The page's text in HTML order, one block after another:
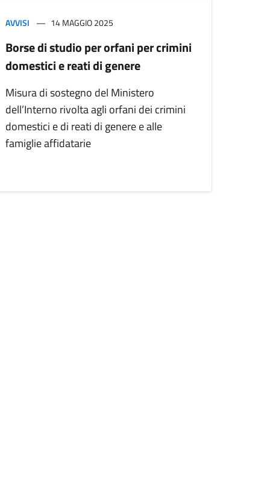
AVVISI 14 MAGGIO 2025
Borse di studio per orfani per crimini
domestici e reati di genere
Misura di sostegno del Ministero
dell’Interno rivolta agli orfani dei crimini
domestici e di reati di genere e alle
famiglie affidatarie